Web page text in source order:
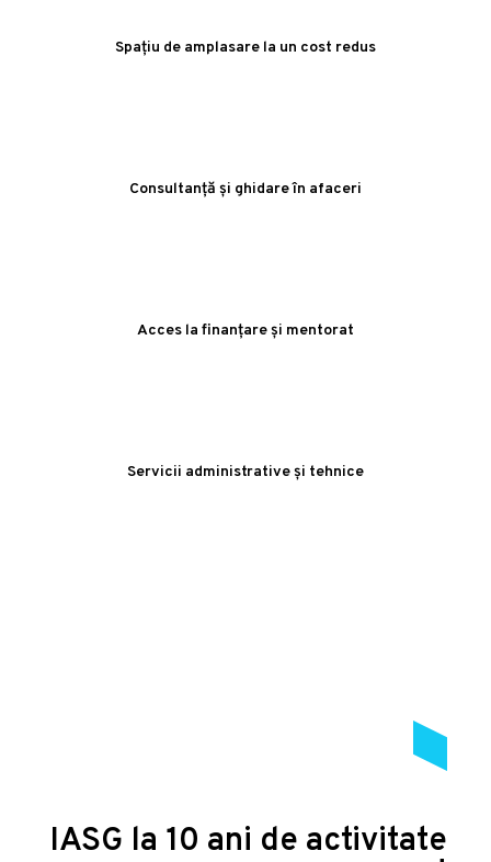
Spațiu de amplasare la un cost redus
Consultanță și ghidare în afaceri
Acces la finanțare și mentorat
Servicii administrative și tehnice
IASG la 10 ani de activitate